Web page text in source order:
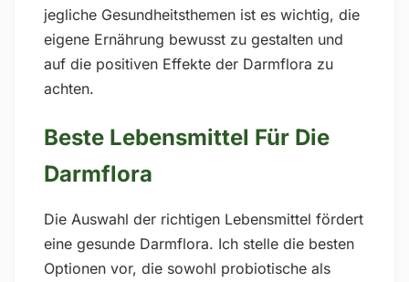
jegliche Gesundheitsthemen ist es wichtig, die
eigene Ernährung bewusst zu gestalten und
auf die positiven Effekte der Darmflora zu
achten.
Beste Lebensmittel Für Die
Darmflora
Die Auswahl der richtigen Lebensmittel fördert
eine gesunde Darmflora. Ich stelle die besten
Optionen vor, die sowohl probiotische als